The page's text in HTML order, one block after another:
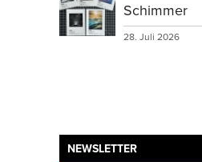
Schimmer
28. Juli 2026
NEWSLETTER